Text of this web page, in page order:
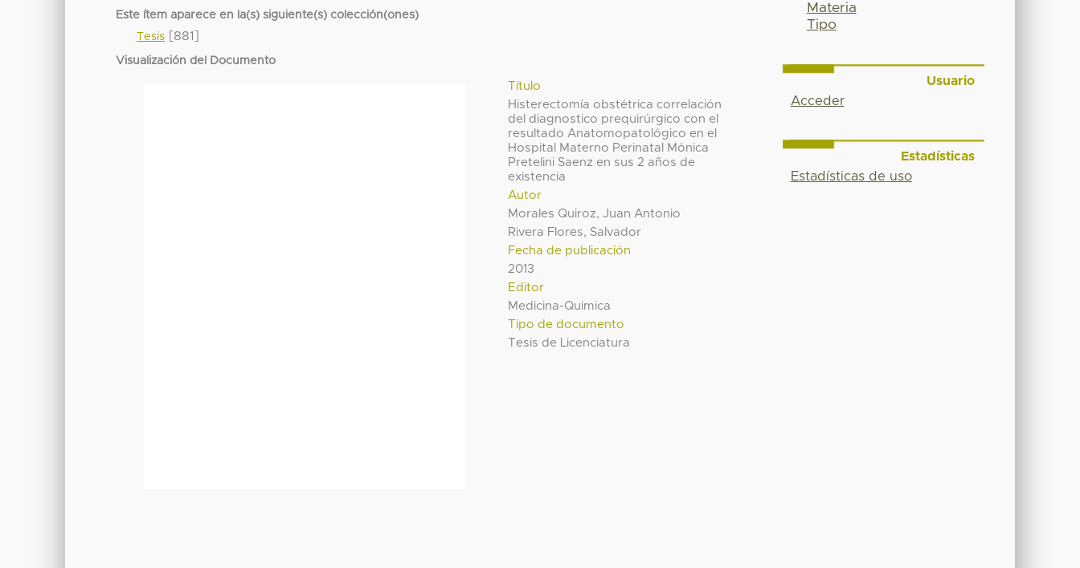
Este ítem aparece en la(s) siguiente(s) colección(ones)
Tesis [881]
Visualización del Documento
Título
Histerectomía obstétrica correlación
del diagnostico prequirúrgico con el
resultado Anatomopatológico en el
Hospital Materno Perinatal Mónica
Pretelini Saenz en sus 2 años de
existencia
Autor
Morales Quiroz, Juan Antonio
Rivera Flores, Salvador
Fecha de publicación
2013
Editor
Medicina-Quimica
Tipo de documento
Tesis de Licenciatura
Materia
Tipo
Usuario
Acceder
Estadísticas
Estadísticas de uso